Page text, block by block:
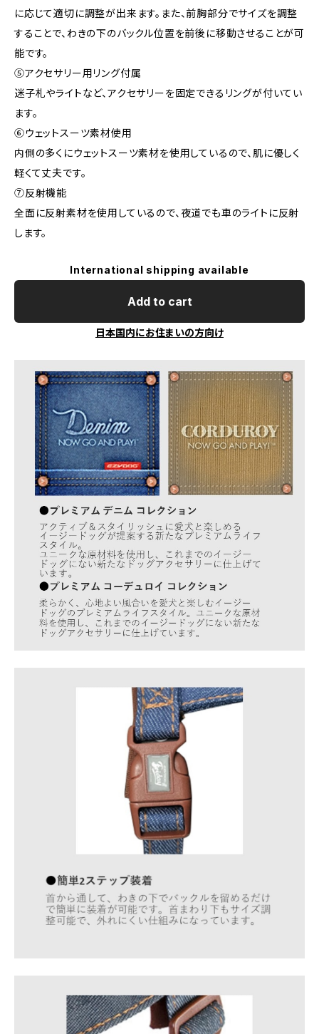
に応じて適切に調整が出来ます。また、前胸部分でサイズを調整
することで、わきの下のバックル位置を前後に移動させることが可
能です。
⑤アクセサリー用リング付属
迷子札やライトなど、アクセサリーを固定できるリングが付いてい
ます。
⑥ウェットスーツ素材使用
内側の多くにウェットスーツ素材を使用しているので、肌に優しく
軽くて丈夫です。
⑦反射機能
全面に反射素材を使用しているので、夜道でも車のライトに反射
します。
International shipping available
Add to cart
日本国内にお住まいの方向け